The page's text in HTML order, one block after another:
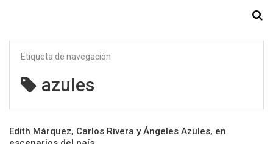
Etiqueta de navegación
azules
Edith Márquez, Carlos Rivera y Ángeles Azules, en